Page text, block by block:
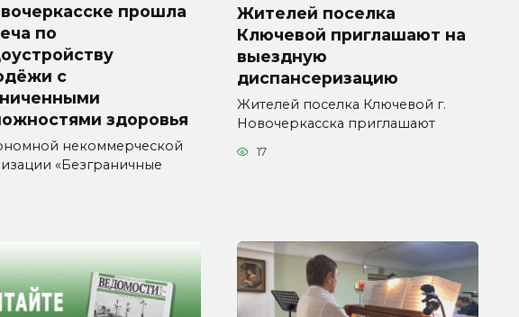
прошла
по
с
здоровья
некоммерческой
«Безграничные
Жителей поселка
Ключевой приглашают на
выездную
диспансеризацию
Жителей поселка Ключевой г.
Новочеркасска приглашают
17